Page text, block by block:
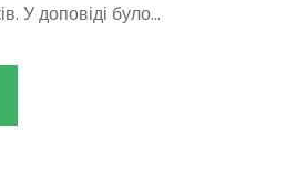
У доповіді було...